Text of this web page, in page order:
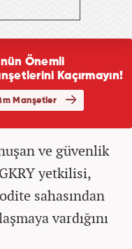
ve güvenlik
yetkilisi,
sahasından
vardığını